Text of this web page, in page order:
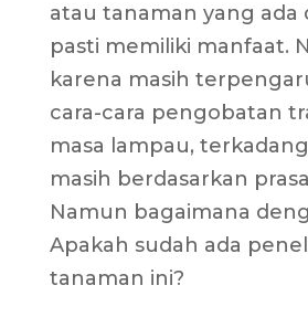
atau tanaman yang ada
pasti memiliki manfaat.
karena masih
cara-cara pengobatan
masa lampau,
masih berdasarkan
Namun bagaimana
Apakah sudah ada
tanaman ini?